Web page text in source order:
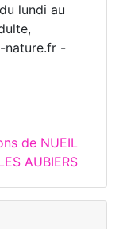
lundi au
nature.fr -
de NUEIL
AUBIERS